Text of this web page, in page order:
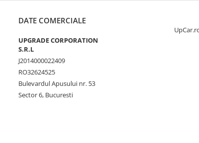
DATE COMERCIALE
UPGRADE CORPORATION
S.R.L
J2014000022409
RO32624525
Bulevardul Apusului nr. 53
Sector 6, Bucuresti